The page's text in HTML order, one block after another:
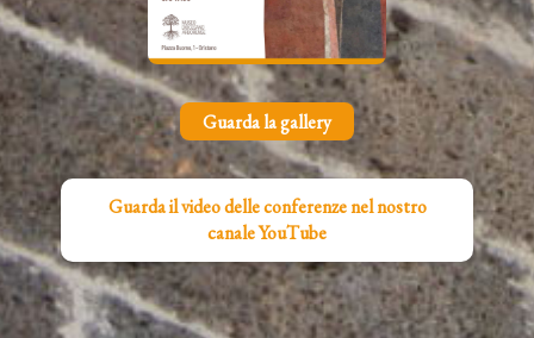
Guarda la gallery
Guarda il video delle conferenze nel nostro
canale YouTube